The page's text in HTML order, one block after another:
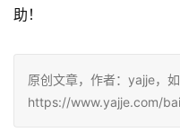
助！
原创文章，作者：yajje，
https://www.yajje.com/